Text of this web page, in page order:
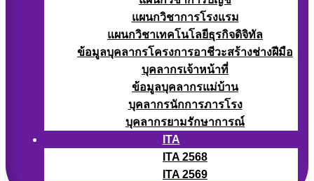
แผนกวิชาการโรงแรม
แผนกวิชาเทคโนโลยีธุรกิจดิจิทัล
ข้อมูลบุคลากรโครงการอาชีวะสร้างช่างฝีมือ
บุคลากรเจ้าหน้าที่
ข้อมูลบุคลากรแม่บ้าน
บุคลากรนักการภารโรง
บุคลากรยามรักษาการณ์
ITA
ITA 2568
ITA 2569